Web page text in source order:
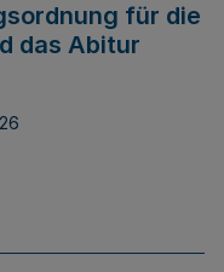
für die
das Abitur